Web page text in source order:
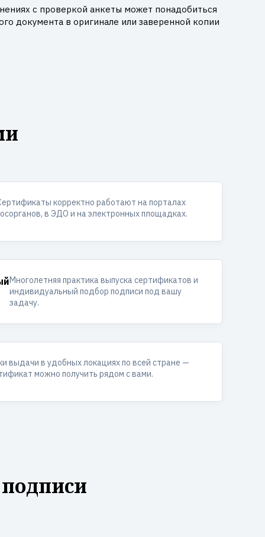
с проверкой анкеты может понадобиться
документа в оригинале или заверенной копии
корректно работают на порталах
в ЭДО и на электронных площадках.
Многолетняя практика выпуска сертификатов и
индивидуальный подбор подписи под вашу
задачу.
выдачи в удобных локациях по всей стране —
можно получить рядом с вами.